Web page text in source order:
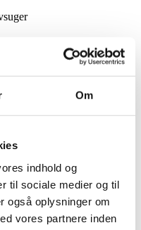
Om
indhold og
til sociale medier og til
også oplysninger om
vores partnere inden